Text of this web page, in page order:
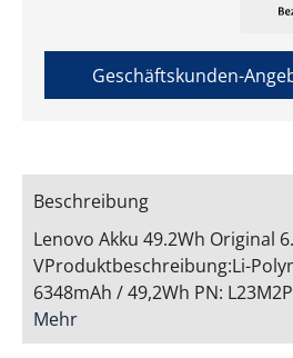
Geschäftskunden-
Beschreibung
Lenovo Akku 49.2Wh Original
VProduktbeschreibung:Li-
6348mAh / 49,2Wh PN:
Mehr